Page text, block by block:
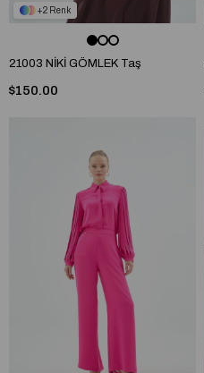
2
21003 NİKİ GÖMLEK Taş
$150.00